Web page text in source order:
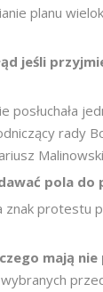
planu
jeśli
posłuchała
rady
pola
protestu
mają